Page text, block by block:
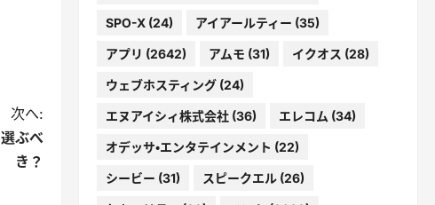
次へ:
ぶべ
き？
SPO-X(24) アイアールティー (35)
アプリ (2642) アムモ (31) イクオス (28)
ウェブホスティング(24)
エヌアイシィ株式会社(36) エレコム (34)
オデッサ・エンタテインメント (22)
シービー (31) スピークエル(26)